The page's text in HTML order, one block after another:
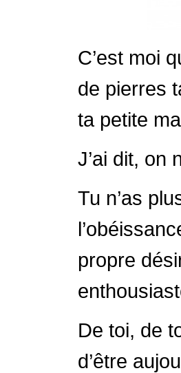
C’est moi
de pierres
ta petite
J’ai dit, on
Tu n’as
propre
De toi, de
d’être